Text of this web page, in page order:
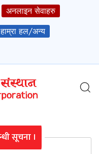
अनलाइन सेवाहरु
हाम्रा हल/अन्य
सूचना ।